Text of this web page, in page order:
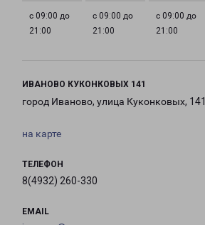
с 09:00 до
21:00
с 09:00 до
21:00
с 09:00 до
21:00
ИВАНОВО КУКОНКОВЫХ 141
город Иваново, улица Куконковых, 141
на карте
ТЕЛЕФОН
8(4932) 260-330
EMAIL